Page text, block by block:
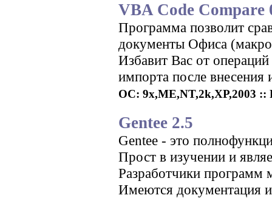
VBA Code Compare
Программа позволит
документы Офиса
Избавит Вас от
импорта после внесения
ОС: 9x,ME,NT,2k,XP,2003 ::
Gentee 2.5
Gentee - это
Прост в изучении и
Разработчики программ
Имеются документация